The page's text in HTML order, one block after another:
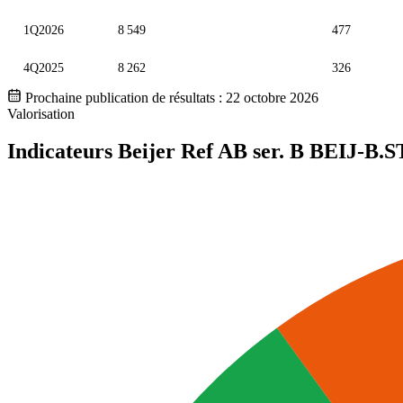
1Q2026 8 549 477
4Q2025 8 262 326
Prochaine publication de résultats : 22 octobre 2026
Valorisation
Indicateurs Beijer Ref AB ser. B BEIJ-